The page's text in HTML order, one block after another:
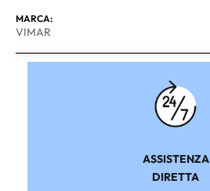
MARCA:
VIMAR
ASSISTENZA
DIRETTA